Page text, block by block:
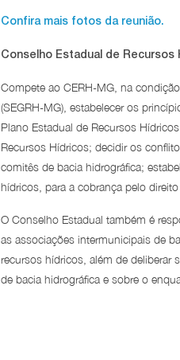
Confira mais fotos da reunião.
Conselho Estadual de Recursos
Compete ao CERH-MG, na
(SEGRH-MG), estabelecer os
Plano Estadual de Recursos
Recursos Hídricos; decidir os
comitês de bacia hidrográfica;
hídricos, para a cobrança pelo
O Conselho Estadual também é
as associações intermunicipais de
recursos hídricos, além de deliberar
de bacia hidrográfica e sobre o